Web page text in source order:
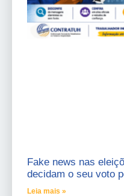
Fake news nas
decidam o seu voto
Leia mais »